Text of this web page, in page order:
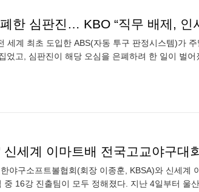
한 심판진… KBO “직무 배제, 인
세계 최초 도입한 ABS(자동 투구 판정시스템)가
었고, 심판진이 해당 오심을 은폐하려 한 일이 벌
세계 이마트배 전국고교야구대
야구소프트볼협회(회장 이종훈, KBSA)와 신세계
16강 진출팀이 모두 정해졌다. 지난 4일부터 울